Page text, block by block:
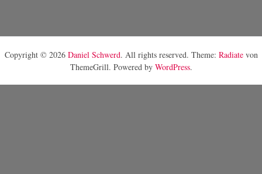
Copyright © 2026 Daniel Schwerd. All rights reserved. Theme: Radiatevon
ThemeGrill. Powered by WordPress.